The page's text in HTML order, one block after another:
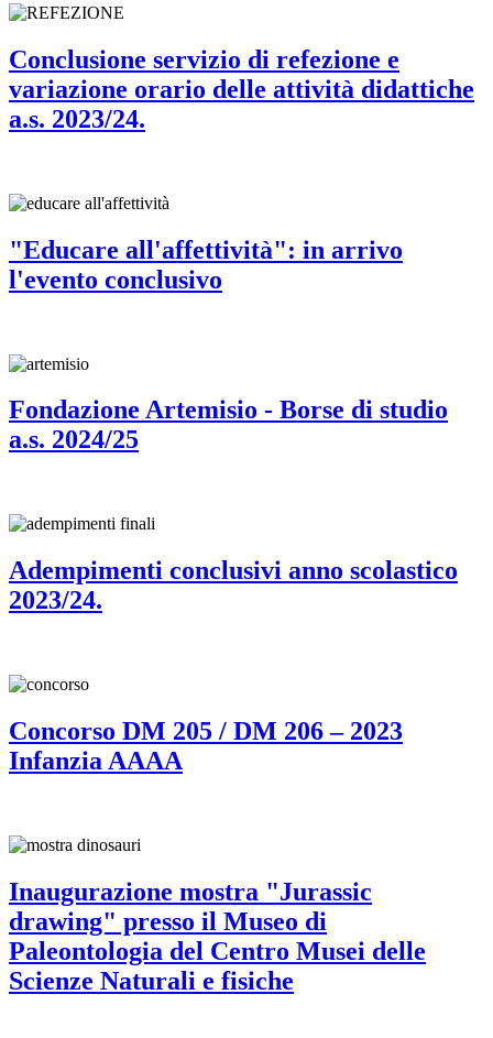
Conclusione servizio di refezione e
variazione orario delle attività didattiche
a.s. 2023/24.
"Educare all'affettività": in arrivo
l'evento conclusivo
Fondazione Artemisio - Borse di studio
a.s. 2024/25
Adempimenti conclusivi anno scolastico
2023/24.
Concorso DM 205 / DM 206 – 2023
Infanzia AAAA
Inaugurazione mostra "Jurassic
drawing" presso il Museo di
Paleontologia del Centro Musei delle
Scienze Naturali e fisiche